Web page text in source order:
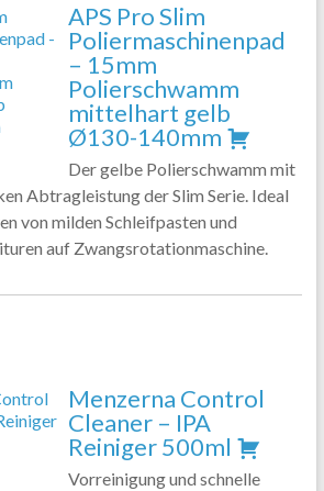
APS Pro Slim
Poliermaschinenpad
– 15mm
Polierschwamm
mittelhart gelb
Ø130-140mm
Der gelbe Polierschwamm mit
Abtragleistung der Slim Serie. Ideal
von milden Schleifpasten und
auf Zwangsrotationmaschine.
Menzerna Control
Cleaner – IPA
Reiniger 500ml
Vorreinigung und schnelle